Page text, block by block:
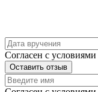
Согласен с условиями